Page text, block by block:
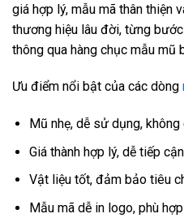
giá hợp lý, mẫu mã thân thiện
thương hiệu lâu đời, từng
thông qua hàng chục mẫu mũ
Ưu điểm nổi bật của các dòng
Mũ nhẹ, dễ sử dụng, không
Giá thành hợp lý, dễ tiếp
Vật liệu tốt, đảm bảo tiêu
Mẫu mã dễ in logo, phù